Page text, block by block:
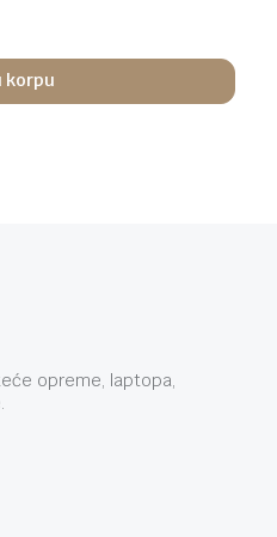
korpu
opreme, laptopa,